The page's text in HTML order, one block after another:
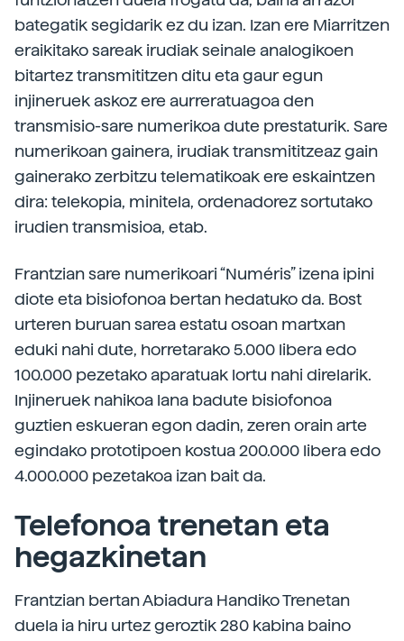
bategatik segidarik ez du izan. Izan ere Miarritzen
eraikitako sareak irudiak seinale analogikoen
bitartez transmititzen ditu eta gaur egun
injineruek askoz ere aurreratuagoa den
transmisio-sare numerikoa dute prestaturik. Sare
numerikoan gainera, irudiak transmititzeaz gain
gainerako zerbitzu telematikoak ere eskaintzen
dira: telekopia, minitela, ordenadorez sortutako
irudien transmisioa, etab.
Frantzian sare numerikoari “Numéris” izena ipini
diote eta bisiofonoa bertan hedatuko da. Bost
urteren buruan sarea estatu osoan martxan
eduki nahi dute, horretarako 5.000 libera edo
100.000 pezetako aparatuak lortu nahi direlarik.
Injineruek nahikoa lana badute bisiofonoa
guztien eskueran egon dadin, zeren orain arte
egindako prototipoen kostua 200.000 libera edo
4.000.000 pezetakoa izan bait da.
Telefonoa trenetan eta
hegazkinetan
Frantzian bertan Abiadura Handiko Trenetan
duela ia hiru urtez geroztik 280 kabina baino